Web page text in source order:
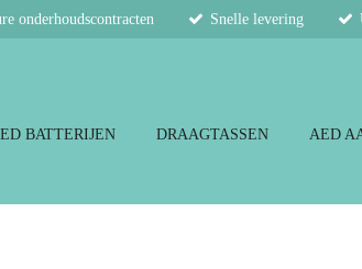
onderhoudscontracten Snelle levering
BATTERIJEN DRAAGTASSEN AED